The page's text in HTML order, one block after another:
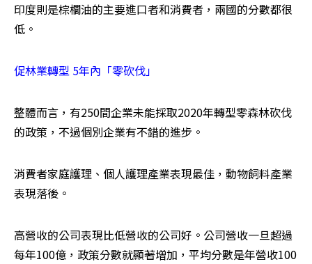
印度則是棕櫚油的主要進口者和消費者，兩國的分數都很
低。
促林業轉型 5年內「零砍伐」
整體而言，有250間企業未能採取2020年轉型零森林砍伐
的政策，不過個別企業有不錯的進步。
消費者家庭護理、個人護理產業表現最佳，動物飼料產業
表現落後。
高營收的公司表現比低營收的公司好。公司營收一旦超過
每年100億，政策分數就顯著增加，平均分數是年營收100